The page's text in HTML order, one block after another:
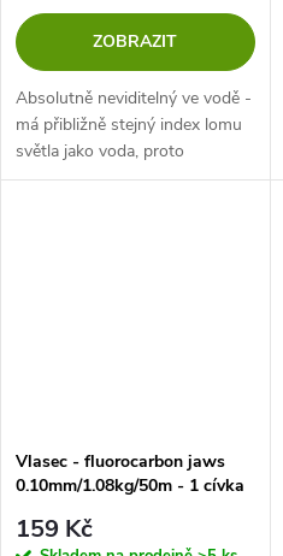
ZOBRAZIT
Absolutně neviditelný ve vodě -
má přibližně stejný index lomu
světla jako voda, proto
propouští UV záření.
Vlasec - fluorocarbon jaws
0.10mm/1.08kg/50m - 1 cívka
159 Kč